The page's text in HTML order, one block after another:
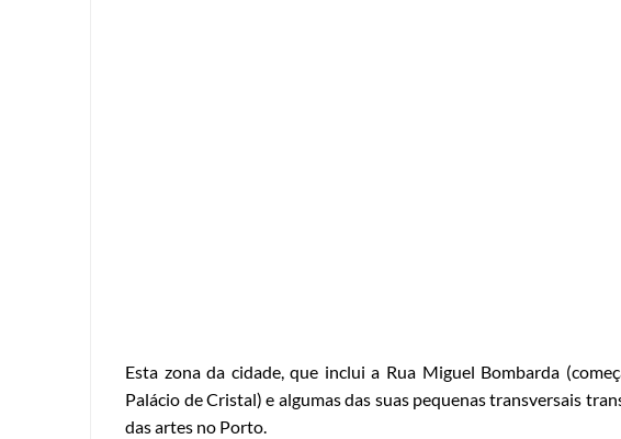
Esta zona da cidade, que inclui a Rua Miguel Bombarda
Palácio de Cristal) e algumas das suas pequenas transversais
das artes no Porto.